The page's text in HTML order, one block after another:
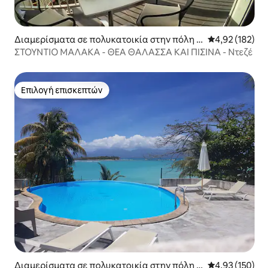
Διαμερίσματα σε πολυκατοικία στην πόλη D
eshaies
Μέση
4,92 (182)
ΣΤΟΥΝΤΙΟ ΜΑΛΑΚΑ - ΘΕΑ ΘΑΛΑΣΣΑ ΚΑΙ ΠΙΣΙΝΑ - Ντεζέ
Επιλογή επισκεπτών
Επιλογή επισκεπτών
Διαμερίσματα σε πολυκατοικία στην πόλη L
Μέση
4,93 (150)